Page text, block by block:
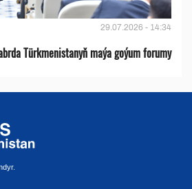
29.07.2026 - 14:34
Türkmenistanyň maýa goýum forumy